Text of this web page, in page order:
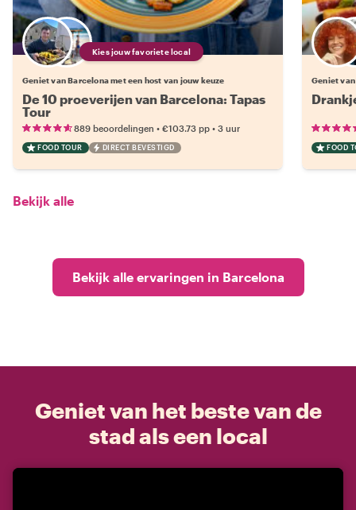
Kies jouw favoriete local
Geniet van Barcelona met een host van jouw keuze
De 10 proeverijen van Barcelona: Tapas
Tour
889 beoordelingen • €103.73 pp • 3 uur
FOOD TOUR DIRECT BEVESTIGD
Geniet
FOOD
Bekijk alle
Bekijk alle ervaringen in Barcelona
Geniet van het beste van de
stad als een local